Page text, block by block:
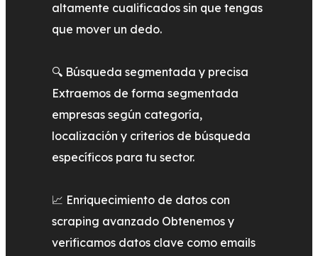
altamente cualificados sin que tengas
que mover un dedo.
🔍 Búsqueda segmentada y precisa
Extraemos de forma segmentada
empresas según categoría,
localización y criterios de búsqueda
específicos para tu sector.
📈 Enriquecimiento de datos con
scraping avanzado Obtenemos y
verificamos datos clave como emails